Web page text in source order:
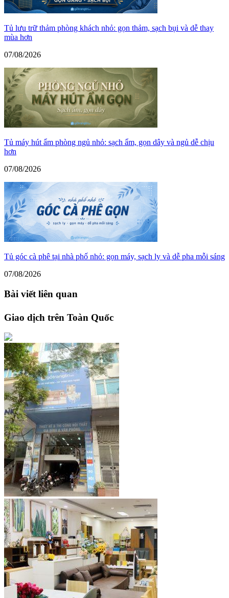
Tủ lưu trữ thảm phòng khách nhỏ: gọn thảm, sạch bụi và dễ thay
mùa hơn
07/08/2026
Tủ máy hút ẩm phòng ngủ nhỏ: sạch ẩm, gọn dây và ngủ dễ chịu
hơn
07/08/2026
Tủ góc cà phê tại nhà phố nhỏ: gọn máy, sạch ly và dễ pha mỗi sáng
07/08/2026
Bài viết liên quan
Giao dịch trên Toàn Quốc